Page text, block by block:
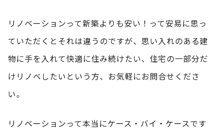
リノベーションって新築よりも安い！って安易に思っ
ていただくとそれは違うのですが、思い入れのある建
物に手を入れて快適に住み続けたい、住宅の一部分だ
けリノベしたいという方、お気軽にお問合せくださ
い。
リノベーションって本当にケース・バイ・ケースです